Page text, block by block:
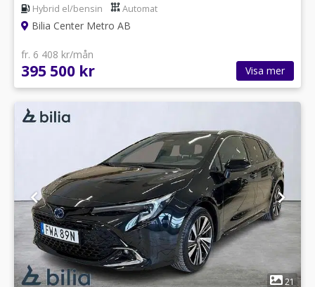
Hybrid el/bensin Automat
Bilia Center Metro AB
fr. 6 408 kr/mån
395 500 kr Visa mer
1 21